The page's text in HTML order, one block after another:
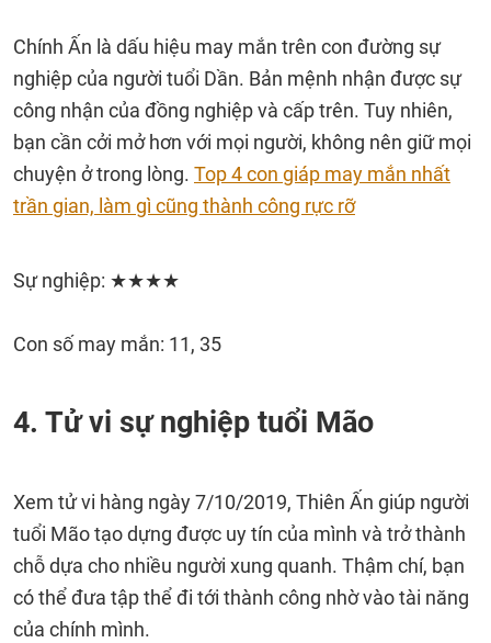
Chính Ấn là dấu hiệu may mắn trên con đường sự
nghiệp của người tuổi Dần. Bản mệnh nhận được sự
công nhận của đồng nghiệp và cấp trên. Tuy nhiên,
bạn cần cởi mở hơn với mọi người, không nên giữ mọi
chuyện ở trong lòng. Top 4 con giáp may mắn nhất
trần gian, làm gì cũng thành công rực rỡ
Sự nghiệp: ★★★★
Con số may mắn: 11, 35
4. Tử vi sự nghiệp tuổi Mão
Xem tử vi hàng ngày 7/10/2019, Thiên Ấn giúp người
tuổi Mão tạo dựng được uy tín của mình và trở thành
chỗ dựa cho nhiều người xung quanh. Thậm chí, bạn
có thể đưa tập thể đi tới thành công nhờ vào tài năng
của chính mình.